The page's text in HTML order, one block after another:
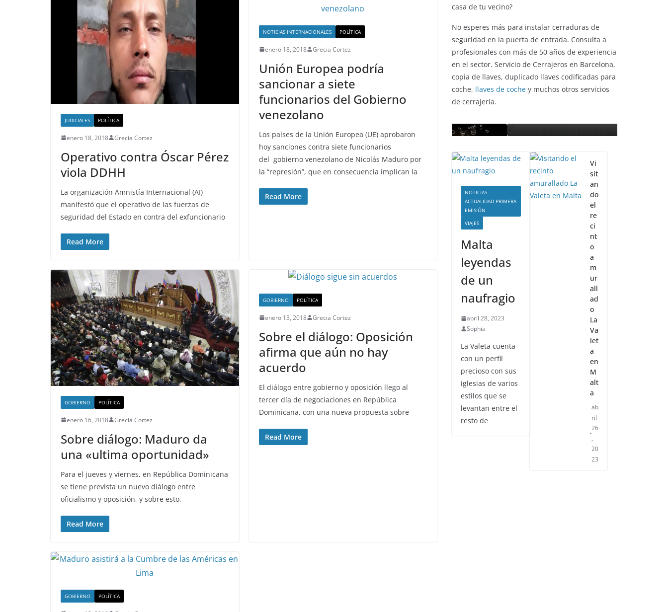
JUDICIALES POLÍTICA
enero 18, 2018 Grecia Cortez
Operativo contra Óscar Pérez
viola DDHH
La organización Amnistía Internacional (AI)
manifestó que el operativo de las fuerzas de
seguridad del Estado en contra del exfuncionario
Read More
NOTICIAS INTERNACIONALES POLÍTICA
enero 18, 2018 Grecia Cortez
Unión Europea podría
sancionar a siete
funcionarios del Gobierno
venezolano
Los países de la Unión Europea (UE) aprobaron
hoy sanciones contra siete funcionarios
del gobierno venezolano de Nicolás Maduro por
la “represión”, que en consecuencia implican la
Read More
GOBIERNO POLÍTICA
enero 16, 2018 Grecia Cortez
Sobre diálogo: Maduro da
una «ultima oportunidad»
Para el jueves y viernes, en República Dominicana
se tiene prevista un nuevo diálogo entre
oficialismo y oposición, y sobre esto,
Read More
GOBIERNO POLÍTICA
enero 13, 2018 Grecia Cortez
Sobre el diálogo: Oposición
afirma que aún no hay
acuerdo
El diálogo entre gobierno y oposición llego al
tercer día de negociaciones en República
Dominicana, con una nueva propuesta sobre
Read More
GOBIERNO POLÍTICA
casa de tu vecino?
No esperes más para instalar cerraduras de
seguridad en la puerta de entrada. Consulta a
profesionales con más de 50 años de experiencia
en el sector. Servicio de Cerrajeros en Barcelona,
copia de llaves, duplicado llaves codificadas para
coche, llaves de coche y muchos otros servicios
de cerrajería.
ENTRETENIMIENTO Y CURIOSIDADES
LIBROS CINE Y TV
NOTICIAS ACTUALIDAD PRIMERA EMISIÓN
En 2019 ‘Los juegos del
hambre’ y ‘Crepúsculo’
tendrán un parque
LIBROS CINE Y TV
Libros verdaderas joyas
diamantes en bruto
ENTRETENIMIENTO Y CURIOSIDADES
LIBROS CINE Y TV
Slender Man llega al cine
y te mostramos todos
los detalles
NOTICIAS
ACTUALIDAD PRIMERA
EMISIÓN
VIAJES
Malta
leyendas
de un
naufragio
abril 28, 2023
Sophia
La Valeta cuenta
con un perfil
precioso con sus
iglesias de varios
estilos que se
levantan entre el
resto de
Vi
sit
an
do
el
re
ci
nt
o
a
m
ur
all
ad
o
La
Va
let
a
en
M
alt
a
ab
ril
26
,
20
23